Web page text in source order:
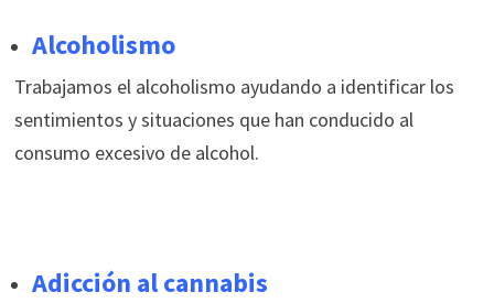
Alcoholismo
Trabajamos el alcoholismo ayudando a identificar los
sentimientos y situaciones que han conducido al
consumo excesivo de alcohol.
Adicción al cannabis